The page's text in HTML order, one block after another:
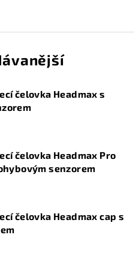
čelovka Headmax s
čelovka Headmax Pro
senzorem
čelovka Headmax cap s